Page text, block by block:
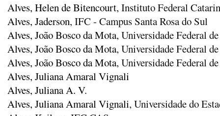
Alves, Helen de Bitencourt, Instituto Federal
Alves, Jaderson, IFC - Campus Santa Rosa do Sul
Alves, João Bosco da Mota, Universidade Federal
Alves, João Bosco da Mota, Universidade Federal
Alves, João Bosco da Mota, Universidade Federal
Alves, Juliana Amaral Vignali
Alves, Juliana A. V.
Alves, Juliana Amaral Vignali, Universidade do